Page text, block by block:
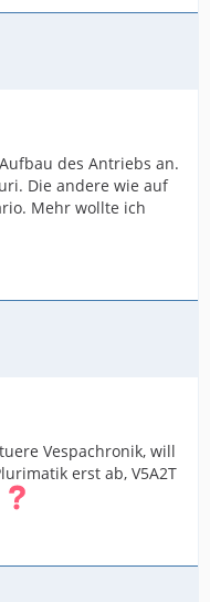
des Antriebs an.
Die andere wie auf
Mehr wollte ich
Vespachronik, will
erst ab, V5A2T